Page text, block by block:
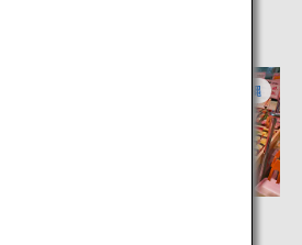
沖縄